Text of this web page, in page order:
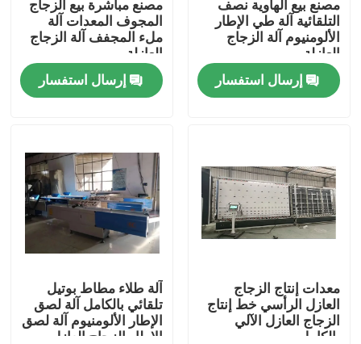
معلومات عنا
جولة في المعمل
اتصل بنا
اطلب اقتباس
شريط الألمنيوم الفاصل
شريط فاصل الحافة الدافئة
مصنع بيع الهاوية نصف
التلقائية آلة طي الإطار
الألومنيوم آلة الزجاج
العازلة
إرسال استفسار
مصنع مباشرة بيع الزجاج
المجوف المعدات آلة
ملء المجفف آلة الزجاج
العازلة
إرسال استفسار
معدات إنتاج الزجاج
العازل الرأسي خط إنتاج
الزجاج العازل الآلي
بالكامل
آلة طلاء مطاط بوتيل
تلقائي بالكامل آلة لصق
الإطار الألومنيوم آلة لصق
الإطار الزجاج العازل